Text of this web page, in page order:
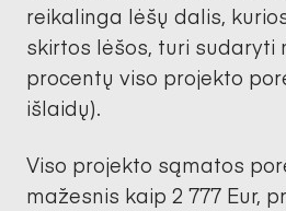
reikalinga lėšų dalis,
skirtos lėšos, turi sudaryti
procentų viso projekto
išlaidų).
Viso projekto sąmatos
mažesnis kaip 2 777 Eur,